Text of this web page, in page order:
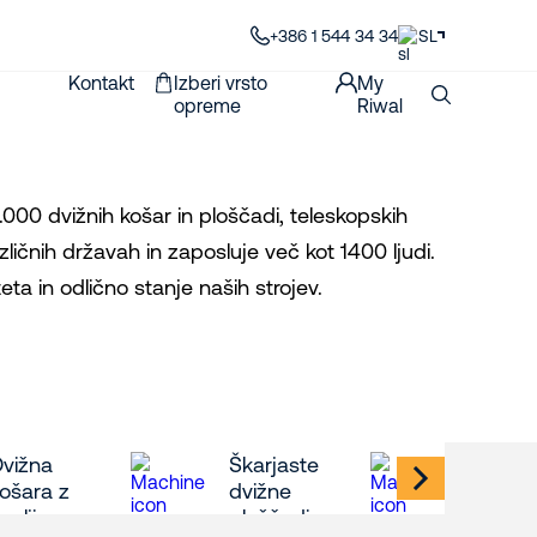
+386 1 544 34 34 SL
Kontakt
Izberi vrsto
opreme
My
Riwal
dvižnih košar in ploščadi, teleskopskih
državah in zaposluje več kot 1400 ljudi.
in odlično stanje naših strojev.
z
Škarjaste
dvižne
ploščadi